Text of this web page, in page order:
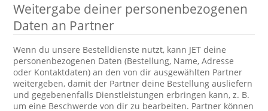
Weitergabe deiner personenbezogenen
Daten an Partner
Wenn du unsere Bestelldienste nutzt, kann JET deine
personenbezogenen Daten (Bestellung, Name, Adresse
oder Kontaktdaten) an den von dir ausgewählten Partner
weitergeben, damit der Partner deine Bestellung ausliefern
und gegebenenfalls Dienstleistungen erbringen kann, z. B.
um eine Beschwerde von dir zu bearbeiten. Partner können